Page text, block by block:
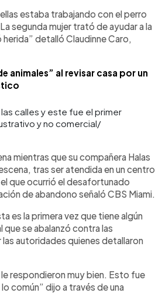
estaba trabajando con el perro
segunda mujer trató de ayudar a la
detalló Claudinne Caro,
animales” al revisar casa por un
calles y este fue el primer
y no comercial/
mientras que su compañera Halas
tras ser atendida en un centro
que ocurrió el desafortunado
de abandono señaló CBS Miami.
es la primera vez que tiene algún
se abalanzó contra las
autoridades quienes detallaron
le respondieron muy bien. Esto fue
común” dijo a través de una